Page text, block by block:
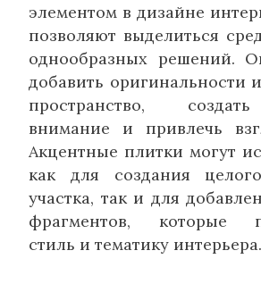
элементом в дизайне
позволяют выделиться
однообразных решений.
добавить оригинальности
пространство,
внимание и привлечь
Акцентные плитки могут
как для создания
участка, так и для
фрагментов, которые
стиль и тематику интерьера.